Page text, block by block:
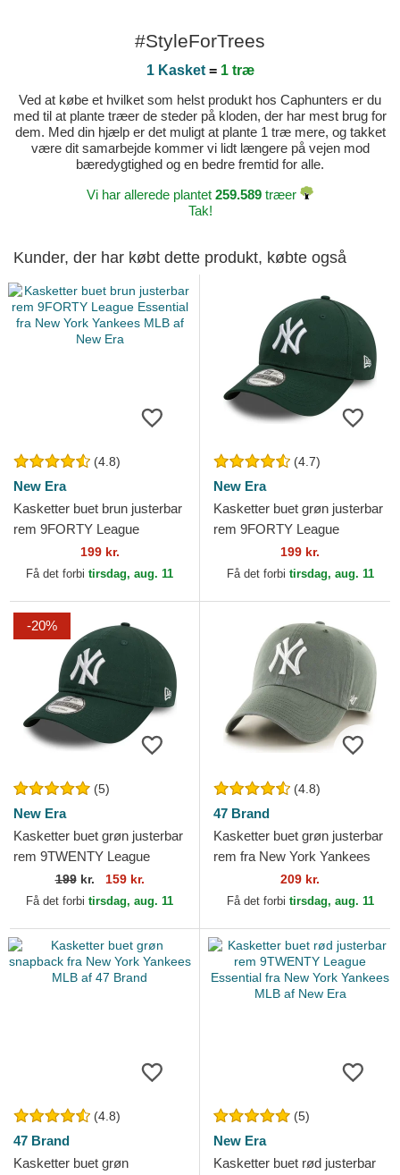
#StyleForTrees
1 Kasket= 1 træ
Ved at købe et hvilket som helst produkt hos Caphunters er du
med til at plante træer de steder på kloden, der har mest brug for
dem. Med din hjælp er det muligt at plante 1 træ mere, og takket
være dit samarbejde kommer vi lidt længere på vejen mod
bæredygtighed og en bedre fremtid for alle.
Vi har allerede plantet 259.589 træer
Tak!
Kunder, der har købt dette produkt, købte også
(4.8)
New Era
Kasketter buet brun justerbar
rem 9FORTY League
Essential fra New York
Yankees MLB af New Era
199 kr.
Få det forbi tirsdag, aug. 11
(4.7)
New Era
Kasketter buet grøn justerbar
rem 9FORTY League
Essential fra New York
Yankees MLB af New Era
199 kr.
Få det forbi tirsdag, aug. 11
-20%
(5)
New Era
Kasketter buet grøn justerbar
rem 9TWENTY League
Essential fra New York
Yankees MLB af New Era
199kr. 159 kr.
Få det forbi tirsdag, aug. 11
(4.8)
47 Brand
Kasketter buet grøn justerbar
rem fra New York Yankees
MLB af 47 Brand
209 kr.
Få det forbi tirsdag, aug. 11
(4.8)
47 Brand
Kasketter buet grøn
(5)
New Era
Kasketter buet rød justerbar